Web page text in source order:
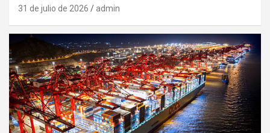
31 de julio de 2026 admin